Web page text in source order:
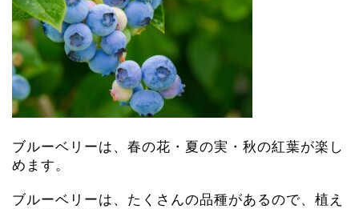
ブルーベリーは、春の花・夏の実・秋の紅葉が楽し
めます。
ブルーベリーは、たくさんの品種があるので、植え